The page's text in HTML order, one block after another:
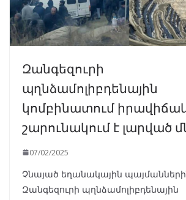
Զանգեզուրի
պղնձամոլիբդենային
կոմբինատում
շարունակում է լարված
07/02/2025
Չնայած եղանակային
Զանգեզուրի պղնձամոլիբդենային